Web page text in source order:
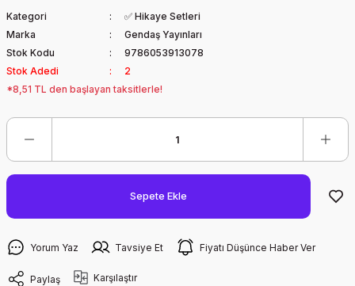
Kategori
✅ Hikaye Setleri
Marka
Gendaş Yayınları
Stok Kodu
9786053913078
Stok Adedi
2
*8,51 TL den başlayan taksitlerle!
Sepete Ekle
Yorum Yaz Tavsiye Et Fiyatı Düşünce Haber Ver
Paylaş Karşılaştır